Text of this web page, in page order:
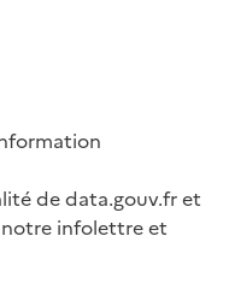
de data.gouv.fr et
notre infolettre et